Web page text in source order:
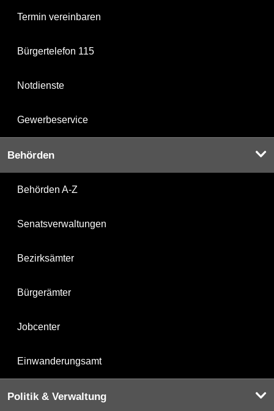
Termin vereinbaren
Bürgertelefon 115
Notdienste
Gewerbeservice
Behörden
Behörden A-Z
Senatsverwaltungen
Bezirksämter
Bürgerämter
Jobcenter
Einwanderungsamt
Politik & Verwaltung